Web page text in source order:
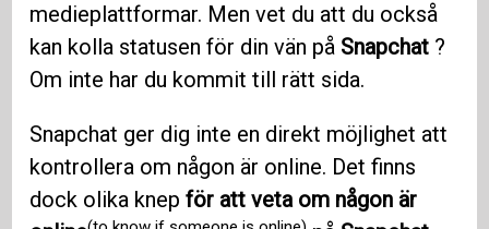
medieplattformar. Men vet du att du också
kan kolla statusen för din vän på Snapchat ?
Om inte har du kommit till rätt sida.
Snapchat ger dig inte en direkt möjlighet att
kontrollera om någon är online. Det finns
dock olika knepför att veta om någon är